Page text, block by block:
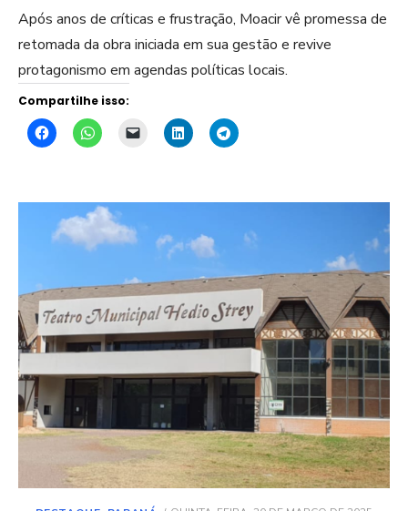
Após anos de críticas e frustração, Moacir vê promessa de
retomada da obra iniciada em sua gestão e revive
protagonismo em agendas políticas locais.
Compartilhe isso: